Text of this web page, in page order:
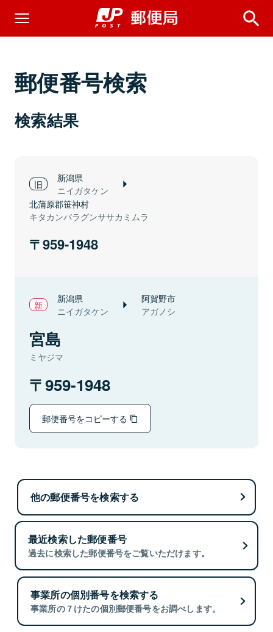
郵便番号検索
検索結果
新潟県
ニイガタケン
北蒲原郡笹神村
キタカンバラグンササカミムラ
959-1948
新潟県
ニイガタケン
阿賀野市
アガノシ
宮島
ミヤジマ
959-1948
郵便番号をコピーする
他の郵便番号を検索する
最近検索した郵便番号
過去に検索した郵便番号をご覧いただけます。
事業所の個別番号を検索する
事業所の７けたの個別郵便番号をお調べします。